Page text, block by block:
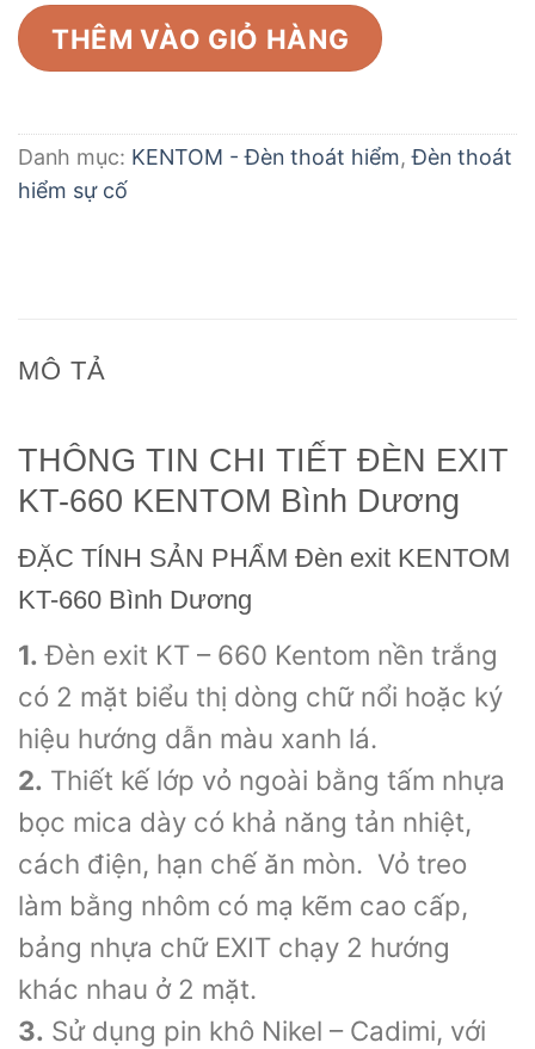
THÊM VÀO GIỎ HÀNG
Danh mục: KENTOM - Đèn thoát hiểm,Đèn thoát
hiểm sự cố
MÔ TẢ
THÔNG TIN CHI TIẾT ĐÈN EXIT
KT-660 KENTOM Bình Dương
ĐẶC TÍNH SẢN PHẨM Đèn exit KENTOM
KT-660 Bình Dương
1. Đèn exit KT – 660 Kentom nền trắng
có 2 mặt biểu thị dòng chữ nổi hoặc ký
hiệu hướng dẫn màu xanh lá.
2. Thiết kế lớp vỏ ngoài bằng tấm nhựa
bọc mica dày có khả năng tản nhiệt,
cách điện, hạn chế ăn mòn. Vỏ treo
làm bằng nhôm có mạ kẽm cao cấp,
bảng nhựa chữ EXIT chạy 2 hướng
khác nhau ở 2 mặt.
3. Sử dụng pin khô Nikel – Cadimi, với